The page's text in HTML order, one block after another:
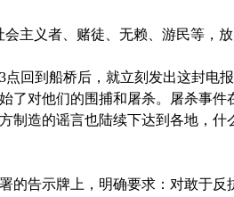
义者、赌徒、无赖、游民等，放
回到船桥后，就立刻发出这封电
了对他们的围捕和屠杀。屠杀事
制造的谣言也陆续下达到各地，
告示牌上，明确要求：对敢于反